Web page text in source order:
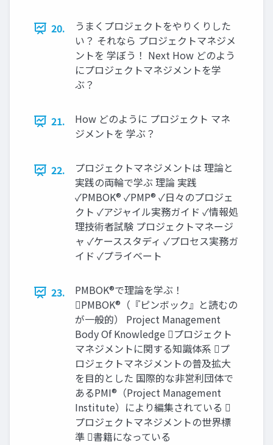
20.
うまくプロジェクトをやりくりした
い？ それなら プロジェクトマネジメ
ントを 学ぼう！ Next How どのよう
にプロジェクトマネジメントを学
ぶ？
21.
How どのように プロジェクト マネ
ジメントを 学ぶ？
22.
プロジェクトマネジメントは 理論と
実践の両輪で学ぶ 理論 実践
✓PMBOK® ✓PMP® ✓日々のプロジェ
クト ✓アジャイル実務ガイド ✓情報処
理技術者試験 プロジェクトマネージ
ャ ✓ケーススタディ ✓プロセス実務ガ
イド ✓プライベート
23.
PMBOK®で理論を学ぶ！
PMBOK®（『ピンボック』と読むの
が一般的） Project Management
Body Of Knowledge プロジェクト
マネジメントに関する知識体系 プ
ロジェクトマネジメントの普及拡大
を目的とした 国際的な非営利団体で
あるPMI®（Project Management
Institute）により編集されている 
プロジェクトマネジメントの世界標
準 書籍になっている